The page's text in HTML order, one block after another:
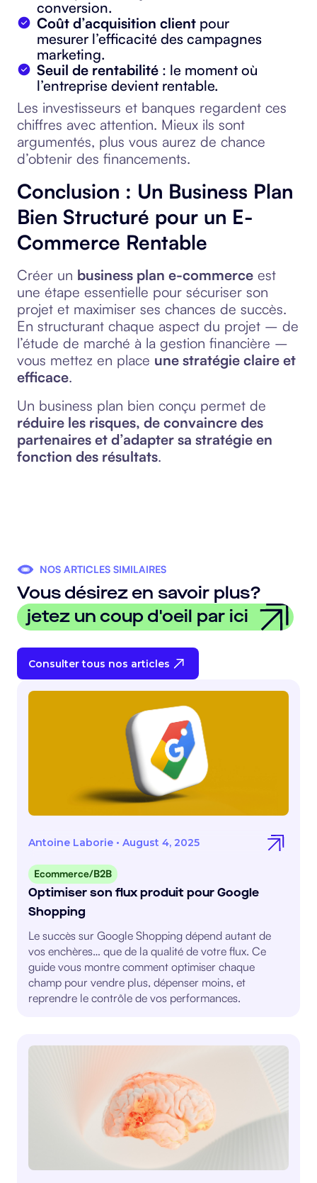
conversion.
Coût d’acquisition client pour
mesurer l’efficacité des campagnes
marketing.
Seuil de rentabilité : le moment où
l’entreprise devient rentable.
Les investisseurs et banques regardent ces
chiffres avec attention. Mieux ils sont
argumentés, plus vous aurez de chance
d’obtenir des financements.
Conclusion : Un Business Plan
Bien Structuré pour un E-
Commerce Rentable
Créer un business plan e-commerce est
une étape essentielle pour sécuriser son
projet et maximiser ses chances de succès.
En structurant chaque aspect du projet – de
l’étude de marché à la gestion financière –
vous mettez en place une stratégie claire et
efficace.
Un business plan bien conçu permet de
réduire les risques, de convaincre des
partenaires et d’adapter sa stratégie en
fonction des résultats.
NOS ARTICLES SIMILAIRES
Vous désirez en savoir plus?
jetez un coup d'oeil par ici
Consulter tous nos articles
Antoine Laborie • August 4, 2025
Optimiser son flux produit pour Google
Shopping
Ecommerce/B2B
Le succès sur Google Shopping dépend autant de
vos enchères… que de la qualité de votre flux. Ce
guide vous montre comment optimiser chaque
champ pour vendre plus, dépenser moins, et
reprendre le contrôle de vos performances.